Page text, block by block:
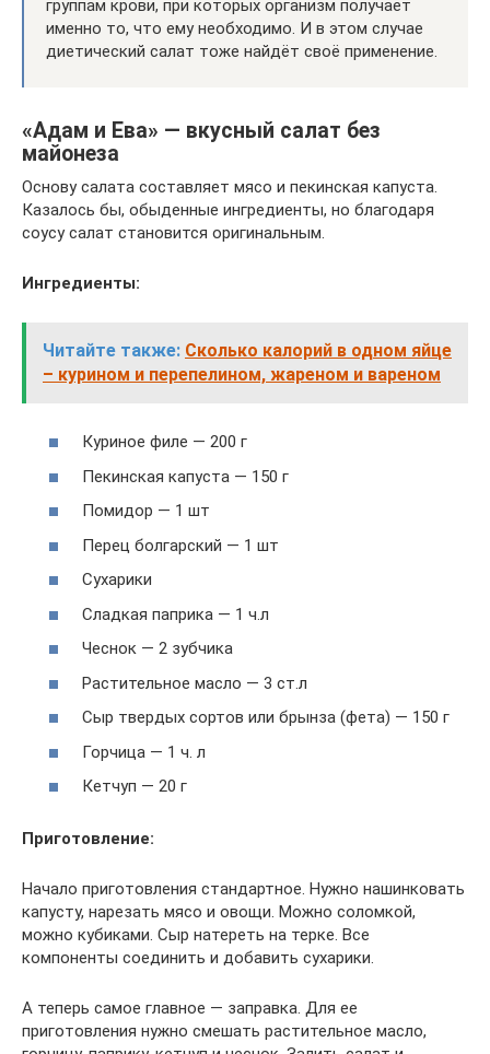
группам крови, при которых организм получает
именно то, что ему необходимо. И в этом случае
диетический салат тоже найдёт своё применение.
«Адам и Ева» — вкусный салат без
майонеза
Основу салата составляет мясо и пекинская капуста.
Казалось бы, обыденные ингредиенты, но благодаря
соусу салат становится оригинальным.
Ингредиенты:
Читайте также: Сколько калорий в одном яйце
– курином и перепелином, жареном и вареном
Куриное филе — 200 г
Пекинская капуста — 150 г
Помидор — 1 шт
Перец болгарский — 1 шт
Сухарики
Сладкая паприка — 1 ч.л
Чеснок — 2 зубчика
Растительное масло — 3 ст.л
Сыр твердых сортов или брынза (фета) — 150 г
Горчица — 1 ч. л
Кетчуп — 20 г
Приготовление:
Начало приготовления стандартное. Нужно нашинковать
капусту, нарезать мясо и овощи. Можно соломкой,
можно кубиками. Сыр натереть на терке. Все
компоненты соединить и добавить сухарики.
А теперь самое главное — заправка. Для ее
приготовления нужно смешать растительное масло,